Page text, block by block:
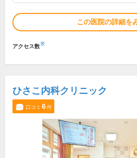
この医院の詳細を
アクセス数※
ひさこ内科クリニック
口コミ 6件